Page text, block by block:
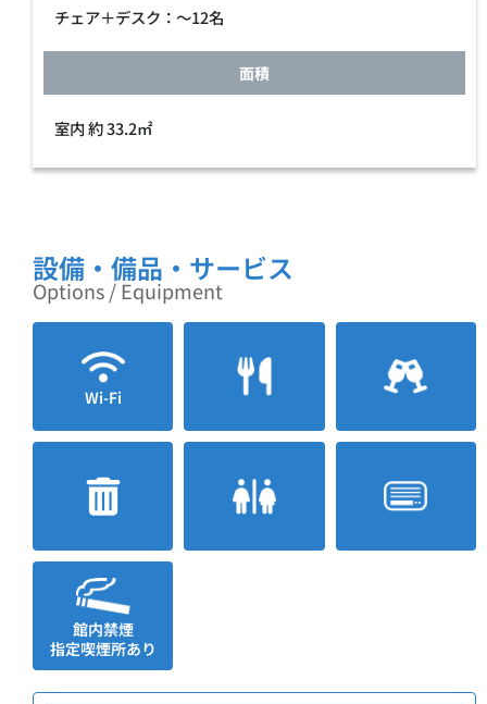
チェア＋デスク：～12名
面積
室内 約 33.2㎡
設備・備品・サービス
Options / Equipment
Wi-Fi
館内禁煙
指定喫煙所あり